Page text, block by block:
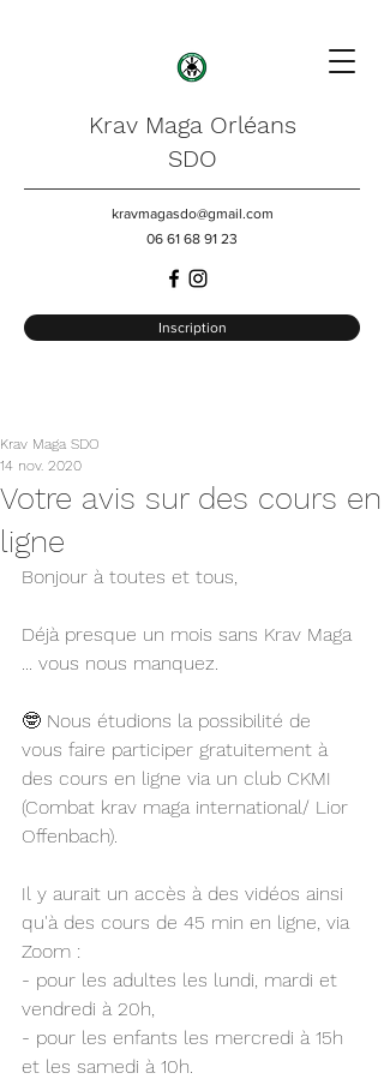
Krav Maga Orléans
SDO
kravmagasdo@gmail.com
06 61 68 91 23
Inscription
Votre avis sur des cours en
ligne
Krav Maga SDO
14 nov. 2020
Bonjour à toutes et tous,
Déjà presque un mois sans Krav Maga
... vous nous manquez.
🤓 Nous étudions la possibilité de
vous faire participer gratuitement à
des cours en ligne via un club CKMI
(Combat krav maga international/ Lior
Offenbach).
Il y aurait un accès à des vidéos ainsi
qu'à des cours de 45 min en ligne, via
Zoom :
- pour les adultes les lundi, mardi et
vendredi à 20h,
- pour les enfants les mercredi à 15h
et les samedi à 10h.